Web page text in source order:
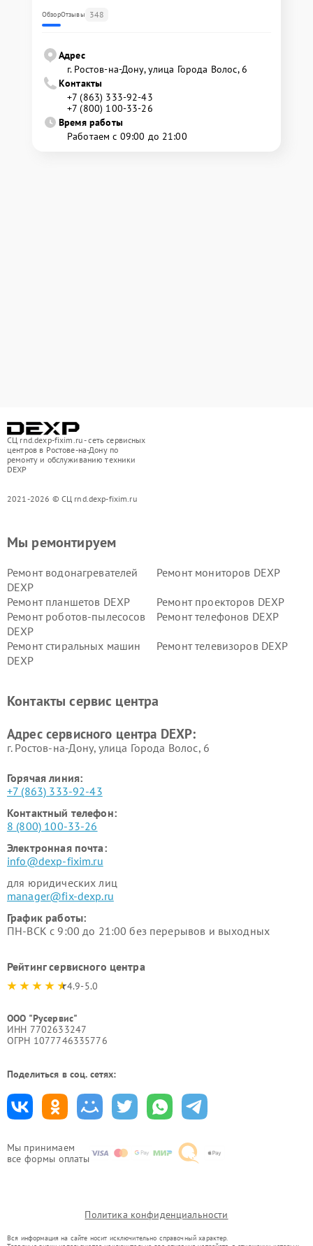
ОбзорОтзывы 348
Адрес
г. Ростов-на-Дону, улица Города Волос, 6
Контакты
+7 (863) 333-92-43
+7 (800) 100-33-26
Время работы
Работаем с 09:00 до 21:00
СЦ rnd.dexp-fixim.ru - сеть сервисных
центров в Ростове-на-Дону по
ремонту и обслуживанию техники
DEXP
2021-2026 © СЦ rnd.dexp-fixim.ru
Мы принимаем
все формы оплаты
Мы ремонтируем
Ремонт водонагревателей
DEXP
Ремонт мониторов DEXP
Ремонт планшетов DEXP
Ремонт проекторов DEXP
Ремонт роботов-пылесосов
DEXP
Ремонт телефонов DEXP
Ремонт стиральных машин
DEXP
Ремонт телевизоров DEXP
Ремонт серверов DEXP
Ремонт мини пк DEXP
Контакты сервис центра
Адрес сервисного центра DEXP:
г. Ростов-на-Дону, улица Города Волос, 6
Горячая линия:
+7 (863) 333-92-43
Контактный телефон:
8 (800) 100-33-26
Электронная почта:
info@dexp-fixim.ru
для юридических лиц
manager@fix-dexp.ru
График работы:
ПН-ВСК с 9:00 до 21:00 без перерывов и выходных
Рейтинг сервисного центра
4.9-5.0
ООО "Русервис"
ИНН 7702633247
ОГРН 1077746335776
Поделиться в соц. сетях:
Политика конфиденциальности
Вся информация на сайте носит исключительно справочный характер.